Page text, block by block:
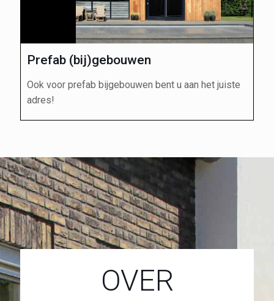
Prefab (bij)gebouwen
Ook voor prefab bijgebouwen bent u aan het juiste
adres!
OVER